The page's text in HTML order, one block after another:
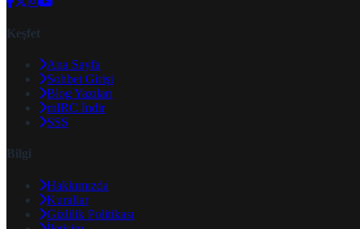
Keşfet
Ana Sayfa
Sohbet Girişi
Blog Yazıları
mIRC İndir
SSS
Bilgi
Hakkımızda
Kurallar
Gizlilik Politikası